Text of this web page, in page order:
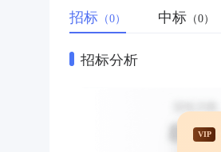
招标 （0） 中标 （0）
招标分析
VIP